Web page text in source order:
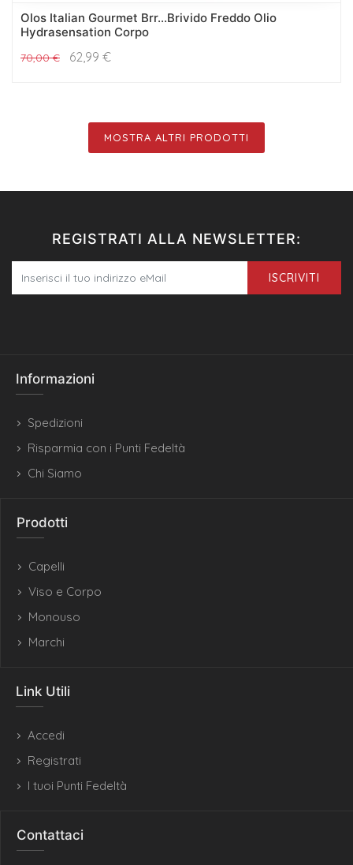
Olos Italian Gourmet Brr...Brivido Freddo Olio
Hydrasensation Corpo
70,00€ 62,99 €
MOSTRA ALTRI PRODOTTI
REGISTRATI ALLA NEWSLETTER:
ISCRIVITI
Informazioni
Spedizioni
Risparmia con i Punti Fedeltà
Chi Siamo
Prodotti
Capelli
Viso e Corpo
Monouso
Marchi
Link Utili
Accedi
Registrati
I tuoi Punti Fedeltà
Contattaci